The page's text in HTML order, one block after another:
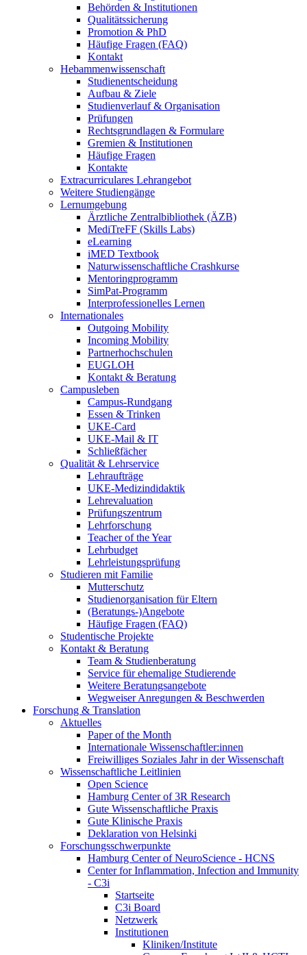
Behörden & Institutionen
Qualitätssicherung
Promotion & PhD
Häufige Fragen (FAQ)
Kontakt
Hebammenwissenschaft
Studienentscheidung
Aufbau & Ziele
Studienverlauf & Organisation
Prüfungen
Rechtsgrundlagen & Formulare
Gremien & Institutionen
Häufige Fragen
Kontakte
Extracurriculares Lehrangebot
Weitere Studiengänge
Lernumgebung
Ärztliche Zentralbibliothek (ÄZB)
MediTreFF (Skills Labs)
eLearning
iMED Textbook
Naturwissenschaftliche Crashkurse
Mentoringprogramm
SimPat-Programm
Interprofessionelles Lernen
Internationales
Outgoing Mobility
Incoming Mobility
Partnerhochschulen
EUGLOH
Kontakt & Beratung
Campusleben
Campus-Rundgang
Essen & Trinken
UKE-Card
UKE-Mail & IT
Schließfächer
Qualität & Lehrservice
Lehraufträge
UKE-Medizindidaktik
Lehrevaluation
Prüfungszentrum
Lehrforschung
Teacher of the Year
Lehrbudget
Lehrleistungsprüfung
Studieren mit Familie
Mutterschutz
Studienorganisation für Eltern
(Beratungs-)Angebote
Häufige Fragen (FAQ)
Studentische Projekte
Kontakt & Beratung
Team & Studienberatung
Service für ehemalige Studierende
Weitere Beratungsangebote
Wegweiser Anregungen & Beschwerden
Forschung & Translation
Aktuelles
Paper of the Month
Internationale Wissenschaftler:innen
Freiwilliges Soziales Jahr in der Wissenschaft
Wissenschaftliche Leitlinien
Open Science
Hamburg Center of 3R Research
Gute Wissenschaftliche Praxis
Gute Klinische Praxis
Deklaration von Helsinki
Forschungsschwerpunkte
Hamburg Center of NeuroScience - HCNS
Center for Inflammation, Infection and Immunity
- C3i
Startseite
C3i Board
Netzwerk
Institutionen
Kliniken/Institute